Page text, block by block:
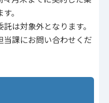
。
は対象外となります。
課にお問い合わせくだ